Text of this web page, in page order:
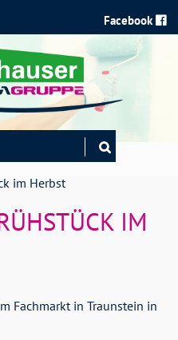
Facebook
im Herbst
IM
Fachmarkt in Traunstein in